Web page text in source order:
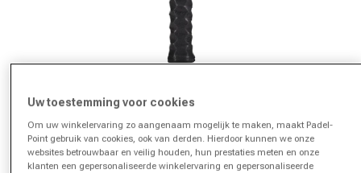
Media 1 in modal openen
1/van
4
Uw toestemming voor cookies
Om uw winkelervaring zo aangenaam mogelijk te maken, maakt Padel-
Point gebruik van cookies, ook van derden. Hierdoor kunnen we onze
websites betrouwbaar en veilig houden, hun prestaties meten en onze
klanten een gepersonaliseerde winkelervaring en gepersonaliseerde